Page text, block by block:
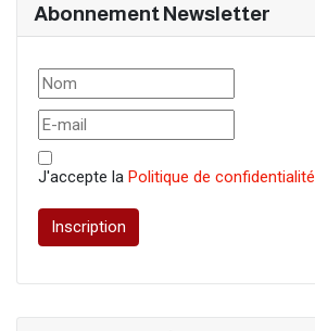
Abonnement Newsletter
J'accepte la Politique de confidentialité
Inscription